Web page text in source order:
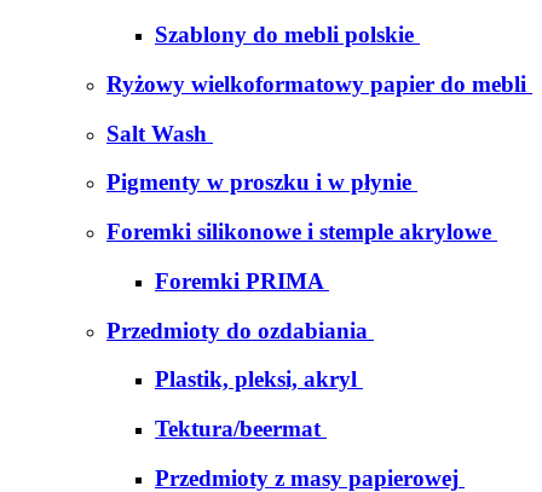
Szablony do mebli polskie
Ryżowy wielkoformatowy papier do mebli
Salt Wash
Pigmenty w proszku i w płynie
Foremki silikonowe i stemple akrylowe
Foremki PRIMA
Przedmioty do ozdabiania
Plastik, pleksi, akryl
Tektura/beermat
Przedmioty z masy papierowej